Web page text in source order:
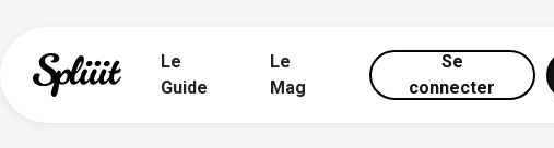
Le
Guide
Le
Mag
Se
connecter